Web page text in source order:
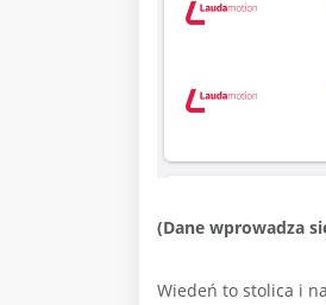
(Dane wprowadza
Wiedeń to stolica i